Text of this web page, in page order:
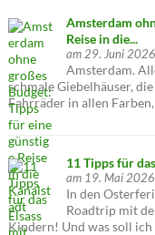
Amsterdam
Reise in die...
am 29. Juni
Amsterdam.
schmale Giebelhäuser,
Fahrräder in allen
11 Tipps für
am 19. Mai
In den
Roadtrip mit
Kindern! Und was soll ich